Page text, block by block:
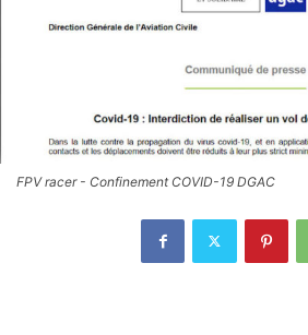
FPV racer - Confinement COVID-19 DGAC